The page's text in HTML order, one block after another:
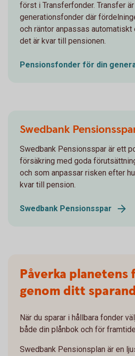
först i Transferfonder. Transfer
generationsfonder där
och räntor anpassas automatiskt
det är kvar till pensionen.
Pensionsfonder för din
Swedbank
Swedbank Pensionsspar är ett
försäkring med goda
och som anpassar risken efter
kvar till pension.
Swedbank Pensionsspar
Påverka planetens
genom ditt
När du sparar i hållbara fonder
både din plånbok och för
Swedbank Pensionsplan är en